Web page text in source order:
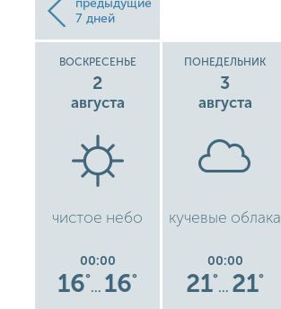
7 дней
ВОСКРЕСЕНЬЕ
2
августа
чистое небо
00:00
16°
… 16°
ПОНЕДЕЛЬНИК
3
августа
кучевые облака
00:00
21°
… 21°